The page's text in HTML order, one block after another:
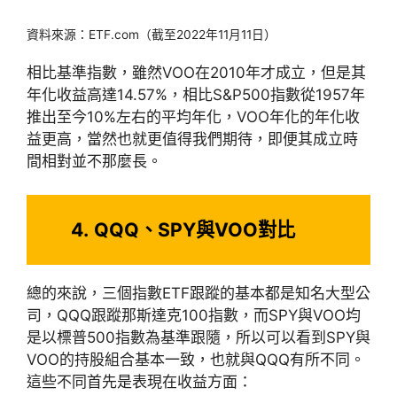
資料來源：ETF.com（截至2022年11月11日）
相比基準指數，雖然VOO在2010年才成立，但是其
年化收益高達14.57%，相比S&P500指數從1957年
推出至今10%左右的平均年化，VOO年化的年化收
益更高，當然也就更值得我們期待，即便其成立時
間相對並不那麼長。
4. QQQ、SPY與VOO對比
總的來說，三個指數ETF跟蹤的基本都是知名大型公
司，QQQ跟蹤那斯達克100指數，而SPY與VOO均
是以標普500指數為基準跟隨，所以可以看到SPY與
VOO的持股組合基本一致，也就與QQQ有所不同。
這些不同首先是表現在收益方面：